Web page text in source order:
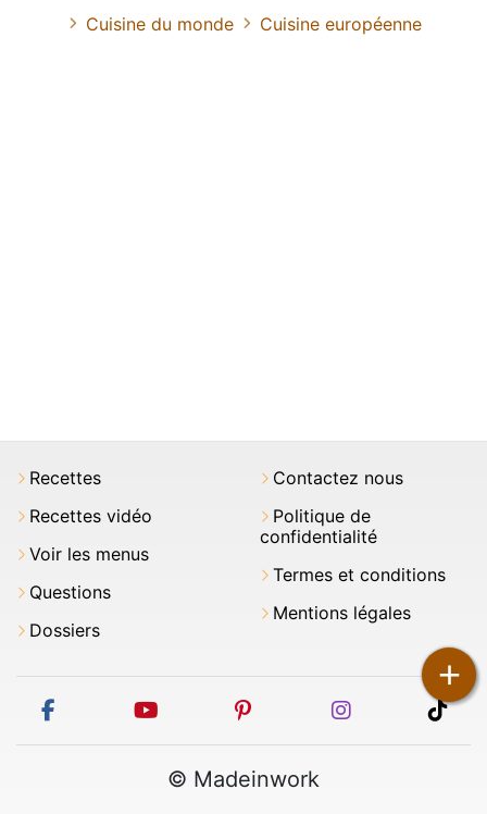
+
Cuisine du monde Cuisine européenne
Recettes
Recettes vidéo
Voir les menus
Questions
Dossiers
Contactez nous
Politique de
confidentialité
Termes et conditions
Mentions légales
facebook youtube pinterest instagram
© Madeinwork